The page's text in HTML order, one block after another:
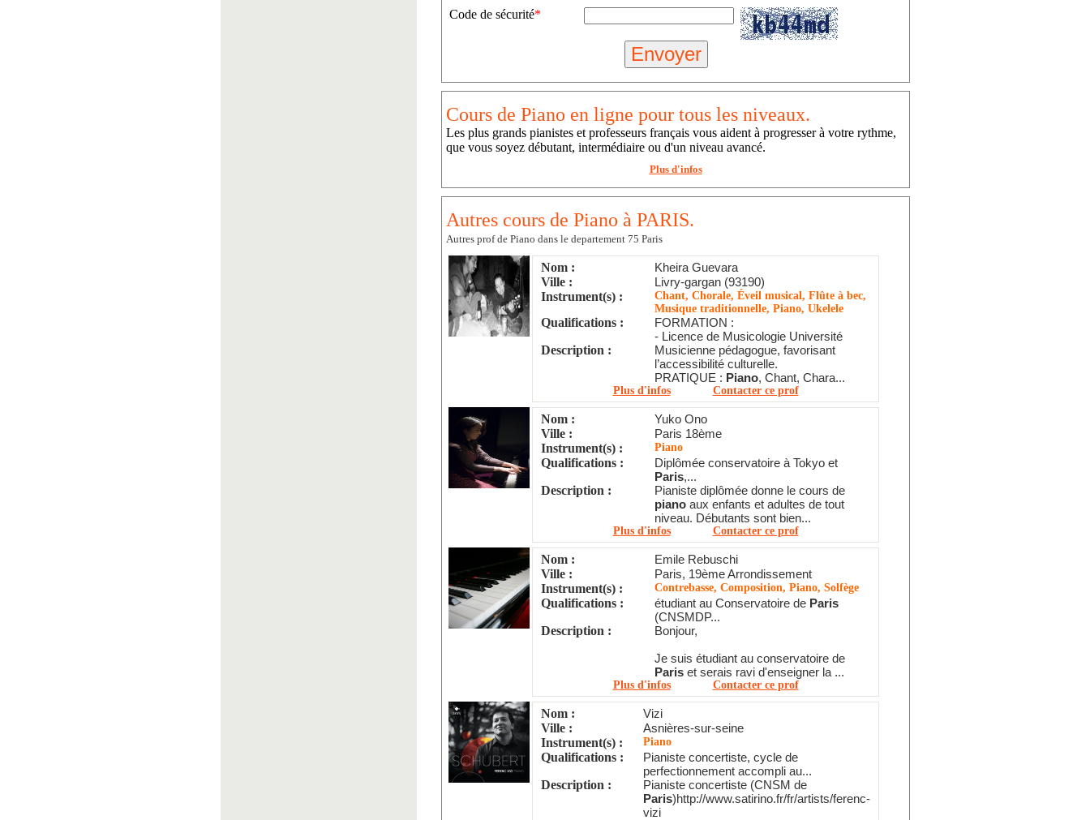
Code de sécurité*
Cours de Piano en ligne pour tous les niveaux.
Les plus grands pianistes et professeurs français vous aident à progresser à votre rythme,
que vous soyez débutant, intermédiaire ou d'un niveau avancé.
Plus d'infos
Autres cours de Piano à PARIS.
Autres prof de Piano dans le departement 75 Paris
Nom :
Kheira Guevara
Ville :
Livry-gargan (93190)
Instrument(s) :
Chant, Chorale, Éveil musical, Flûte à bec,
Musique traditionnelle, Piano, Ukelele
Qualifications :
FORMATION :
- Licence de Musicologie Université
Description :
Musicienne pédagogue, favorisant
l’accessibilité culturelle.
PRATIQUE : Piano, Chant, Chara...
Plus d'infos Contacter ce prof
Nom :
Yuko Ono
Ville :
Paris 18ème
Instrument(s) :
Piano
Qualifications :
Diplômée conservatoire à Tokyo et
Paris,...
Description :
Pianiste diplômée donne le cours de
piano aux enfants et adultes de tout
niveau. Débutants sont bien...
Plus d'infos Contacter ce prof
Nom :
Emile Rebuschi
Ville :
Paris, 19ème Arrondissement
Instrument(s) :
Contrebasse, Composition, Piano, Solfège
Qualifications : étudiant au Conservatoire de Paris
(CNSMDP...
Description :
Bonjour,
Je suis étudiant au conservatoire de
Paris et serais ravi d'enseigner la ...
Plus d'infos Contacter ce prof
Nom :
Vizi
Ville :
Asnières-sur-seine
Instrument(s) :
Piano
Qualifications :
Pianiste concertiste, cycle de
perfectionnement accompli au...
Description :
Pianiste concertiste (CNSM de
Paris)http://www.satirino.fr/fr/artists/ferenc-
vizi